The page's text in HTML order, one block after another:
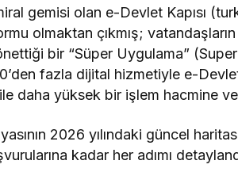
gemisi olan e-Devlet Kapısı
olmaktan çıkmış;
bir “Süper Uygulama”
fazla dijital hizmetiyle e-
daha yüksek bir işlem hacmine ve
2026 yılındaki güncel
kadar her adımı